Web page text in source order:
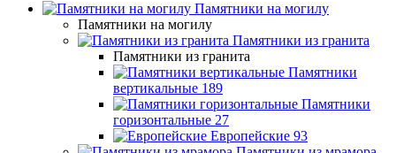
Памятники на могилу
Памятники на могилу
Памятники из гранита
Памятники из гранита
Памятники
вертикальные 189
Памятники
горизонтальные 27
Европейские 93